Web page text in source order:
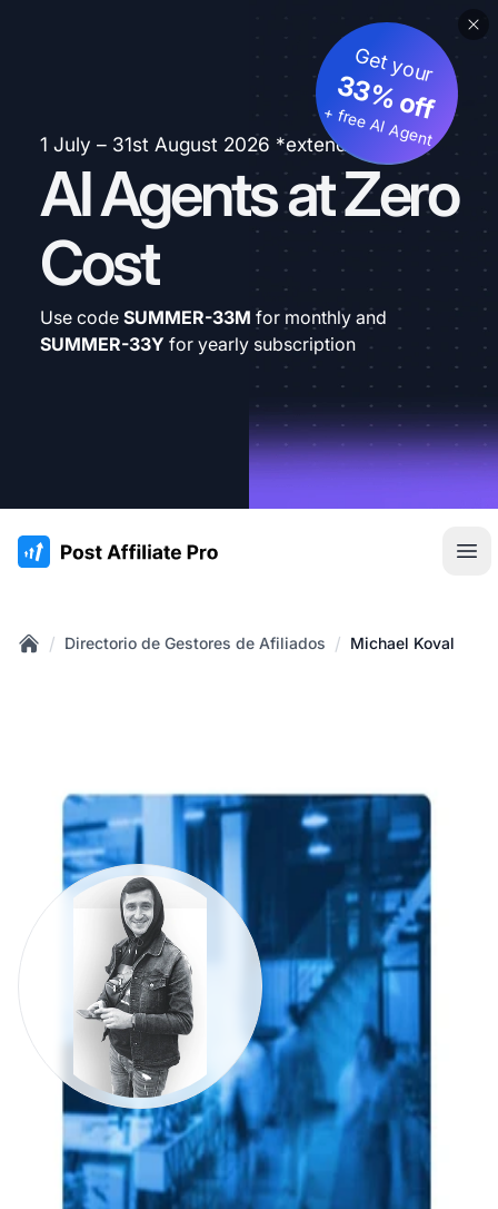
1 July – 31st August 2026 *extended
AI Agents at Zero
Cost
Get your
33% off
+ free AI Agent
Use code SUMMER-33M for monthly and
SUMMER-33Y for yearly subscription
:site.title
/ Directorio de Gestores de Afiliados / Michael Koval